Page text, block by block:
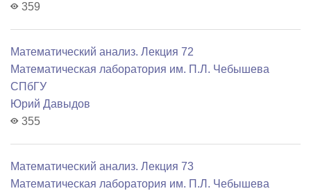
359
Математический анализ. Лекция 72
Математичеcкая лаборатория им. П.Л. Чебышева
СПбГУ
Юрий Давыдов
355
Математический анализ. Лекция 73
Математичеcкая лаборатория им. П.Л. Чебышева